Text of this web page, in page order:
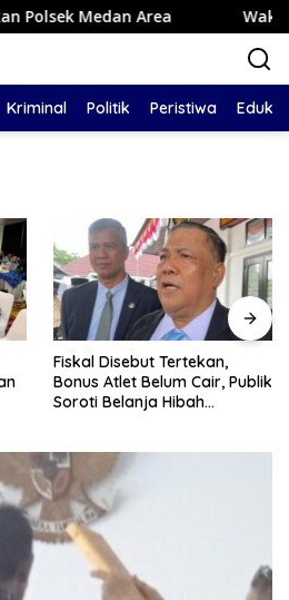
Area Wakapolres
Kriminal Politik Peristiwa
Fiskal Disebut Tertekan,
Bonus Atlet Belum Cair, Publik
Soroti Belanja Hibah